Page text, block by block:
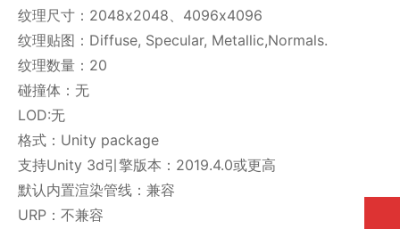
纹理尺寸：2048x2048、4096x4096
纹理贴图：Diffuse, Specular, Metallic,Normals.
纹理数量：20
碰撞体：无
LOD:无
格式：Unity package
支持Unity 3d引擎版本：2019.4.0或更高
默认内置渲染管线：兼容
URP：不兼容